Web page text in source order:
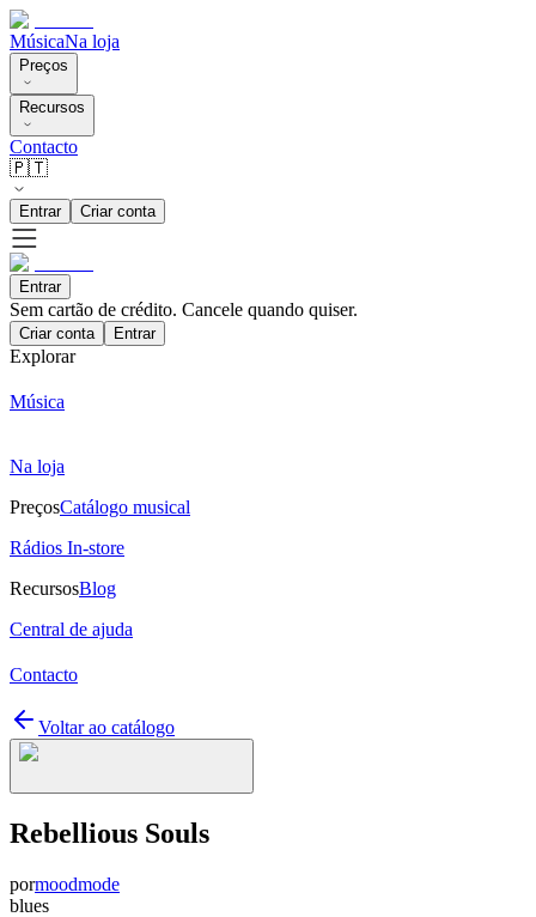
MúsicaNa loja
Preços
Recursos
Contacto
🇵🇹
Entrar Criar conta
Entrar
Sem cartão de crédito. Cancele quando quiser.
Criar conta Entrar
Explorar
Música
Na loja
PreçosCatálogo musical
Rádios In-store
RecursosBlog
Central de ajuda
Contacto
Voltar ao catálogo
Rebellious Souls
pormoodmode
blues